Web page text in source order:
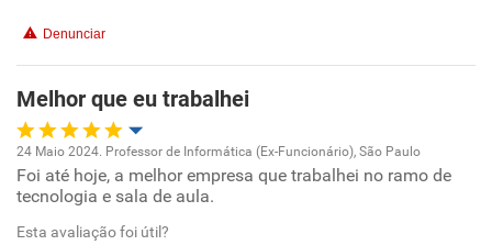
Recomenda esta empresa
Recomenda a diretoria
Denunciar
Melhor que eu trabalhei
Oportunidade de promoção
Ambiente de trabalho
24 Maio 2024. Professor de Informática (Ex-Funcionário), São Paulo
Foi até hoje, a melhor empresa que trabalhei no ramo de
tecnologia e sala de aula.
Esta avaliação foi útil?